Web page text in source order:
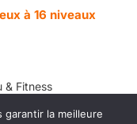
à 16 niveaux
Fitness
la meilleure